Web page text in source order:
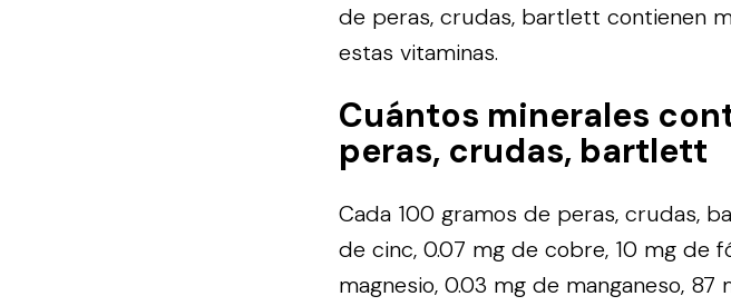
de peras, crudas, bartlett contienen
estas vitaminas.
Cuántos minerales
peras, crudas, bartlett
Cada 100 gramos de peras, crudas,
de cinc, 0.07 mg de cobre, 10 mg de
magnesio, 0.03 mg de manganeso,